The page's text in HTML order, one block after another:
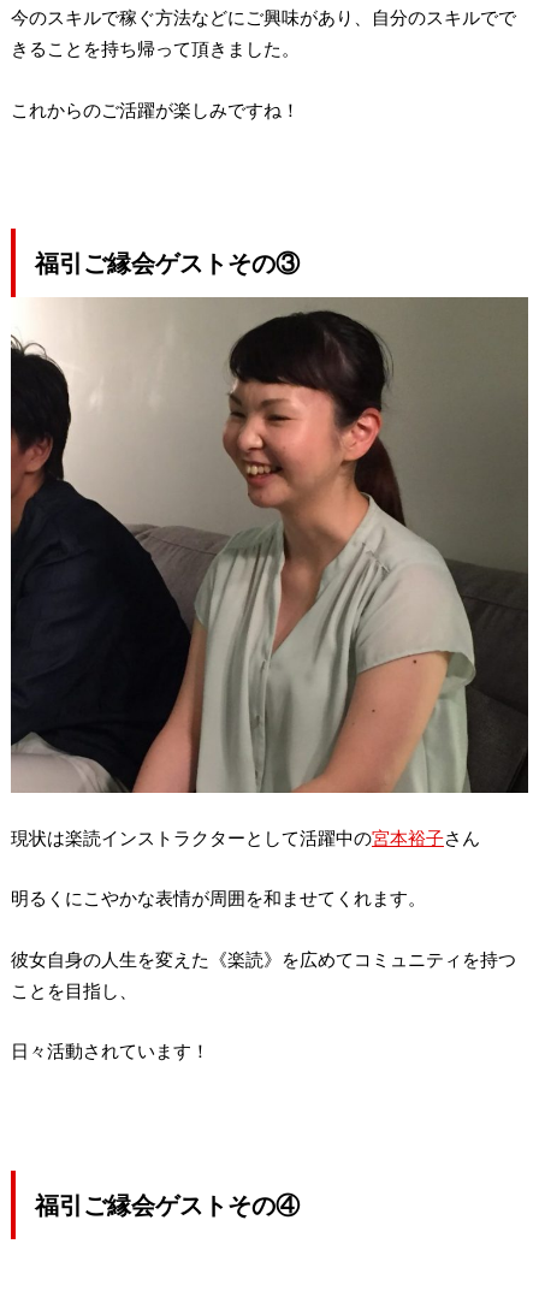
今のスキルで稼ぐ方法などにご興味があり、自分のスキルでで
きることを持ち帰って頂きました。
これからのご活躍が楽しみですね！
福引ご縁会ゲストその③
現状は楽読インストラクターとして活躍中の宮本裕子さん
明るくにこやかな表情が周囲を和ませてくれます。
彼女自身の人生を変えた《楽読》を広めてコミュニティを持つ
ことを目指し、
日々活動されています！
福引ご縁会ゲストその④